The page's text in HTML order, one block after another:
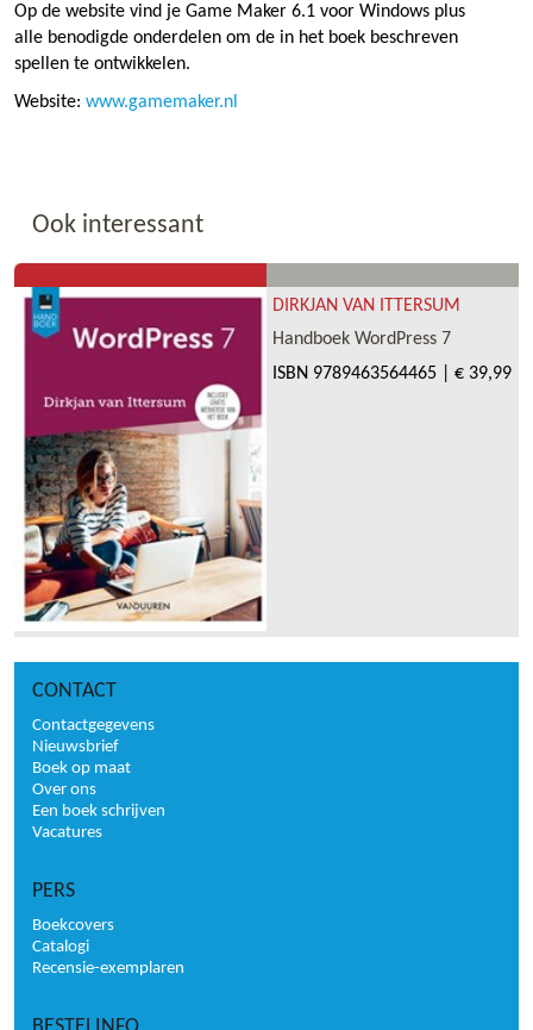
Op de website vind je Game Maker 6.1 voor Windows plus
alle benodigde onderdelen om de in het boek beschreven
spellen te ontwikkelen.
Website: www.gamemaker.nl
Ook interessant
DIRKJAN VAN ITTERSUM
Handboek WordPress 7
ISBN 9789463564465 € 39,99
CONTACT
Contactgegevens
Nieuwsbrief
Boek op maat
Over ons
Een boek schrijven
Vacatures
PERS
Boekcovers
Catalogi
Recensie-exemplaren